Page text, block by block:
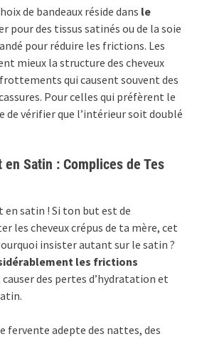
de bandeaux réside dans le
pour des tissus satinés ou de la soie
pour réduire les frictions. Les
mieux la structure des cheveux
qui causent souvent des
Pour celles qui préfèrent le
vérifier que l’intérieur soit doublé
Satin : Complices de Tes
en satin ! Si ton but est de
les cheveux crépus de ta mère, cet
insister autant sur le satin ?
les frictions
des pertes d’hydratation et
fervente adepte des nattes, des